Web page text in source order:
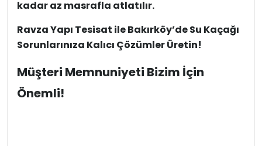
kadar az masrafla atlatılır.
Ravza Yapı Tesisat ile Bakırköy’de Su Kaçağı
Sorunlarınıza Kalıcı Çözümler Üretin!
Müşteri Memnuniyeti Bizim İçin
Önemli!